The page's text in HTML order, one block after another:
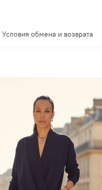
Условия обмена и возврата